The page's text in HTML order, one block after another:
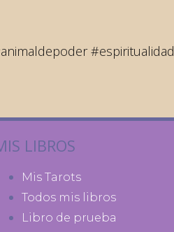
#espiritualidad
LIBROS
Mis Tarots
Todos mis libros
Libro de prueba